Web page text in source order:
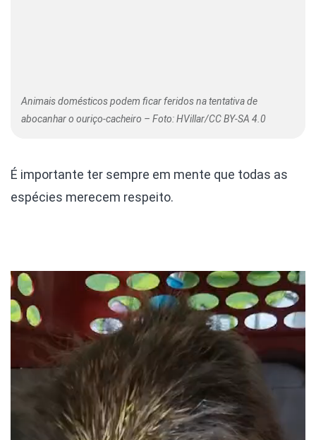
Animais domésticos podem ficar feridos na tentativa de
abocanhar o ouriço-cacheiro – Foto: HVillar/CC BY-SA 4.0
É importante ter sempre em mente que todas as
espécies merecem respeito.